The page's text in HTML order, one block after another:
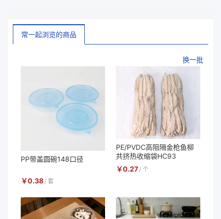
常一起浏览的商品
换一批
PP带盖圆碗148口径
￥0.38/ 套
PE/PVDC高阻隔金枪鱼柳
共挤热收缩袋HC93
￥0.27 / 个